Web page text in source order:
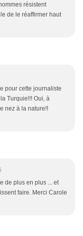
résistent
de le réaffirmer haut
pour cette journaliste
Turquie!!! Oui, à
nez à la nature!!
de plus en plus ... et
faire. Merci Carole